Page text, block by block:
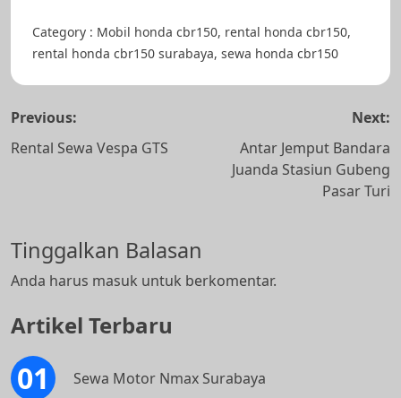
Category : Mobil honda cbr150, rental honda cbr150,
rental honda cbr150 surabaya, sewa honda cbr150
Navigasi
pos
Previous:
Rental Sewa Vespa GTS
Next:
Antar Jemput Bandara
Juanda Stasiun Gubeng
Pasar Turi
Tinggalkan Balasan
Anda harus masuk untuk berkomentar.
Artikel Terbaru
Sewa Motor Nmax Surabaya